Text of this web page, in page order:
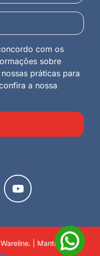
com os
sobre
práticas para
a nossa
| Mantido por